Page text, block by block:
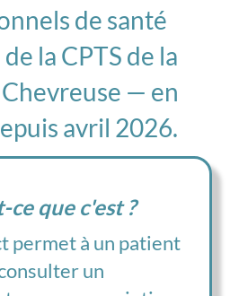
de santé
la CPTS de la
— en
avril 2026.
ce que c'est ?
permet à un patient
un